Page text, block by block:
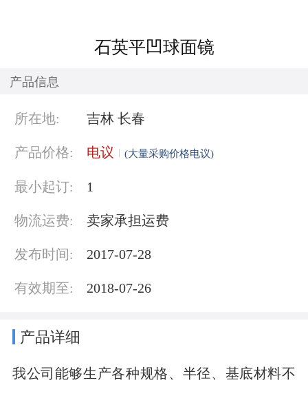
石英平凹球面镜
产品信息
所在地: 吉林 长春
产品价格: 电议 (大量采购价格电议)
最小起订: 1
物流运费: 卖家承担运费
发布时间: 2017-07-28
有效期至: 2018-07-26
产品详细
我公司能够生产各种规格、半径、基底材料不